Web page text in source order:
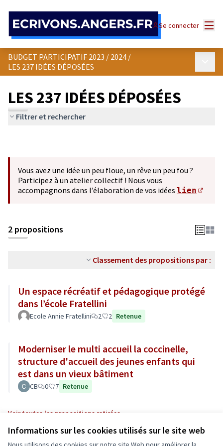
Informations sur les cookies utilisés sur le site web
Se connecter
BUDGET PARTICIPATIF 2023 / 2024 /
LES 237 IDÉES DÉPOSÉES
LES 237 IDÉES DÉPOSÉES
Filtrer et rechercher
Vous avez une idée un peu floue, un rêve un peu fou ?
Participez à un atelier collectif ! Nous vous
accompagnons dans l’élaboration de vos idées lien
2 propositions
Classement des propositions par :
Un espace récréatif et pédagogique protégé
dans l’école Fratellini
Ecole Annie Fratellini 2 2 Retenue
Moderniser le multi accueil la coccinelle,
structure d'accueil des jeunes enfants qui
est dans un vieux bâtiment
CB 0 7 Retenue
Voir toutes les propositions retirées